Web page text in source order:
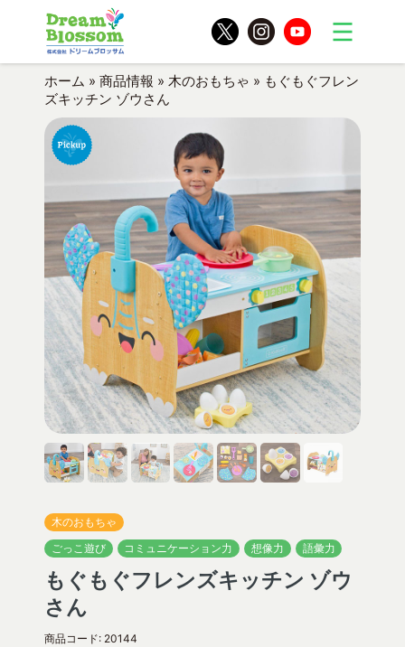
ホーム » 商品情報 » 木のおもちゃ » もぐもぐフレン
ズキッチン ゾウさん
木のおもちゃ
ごっこ遊び
コミュニケーション力 想像力 語彙力
もぐもぐフレンズキッチン ゾウ
さん
商品コード: 20144